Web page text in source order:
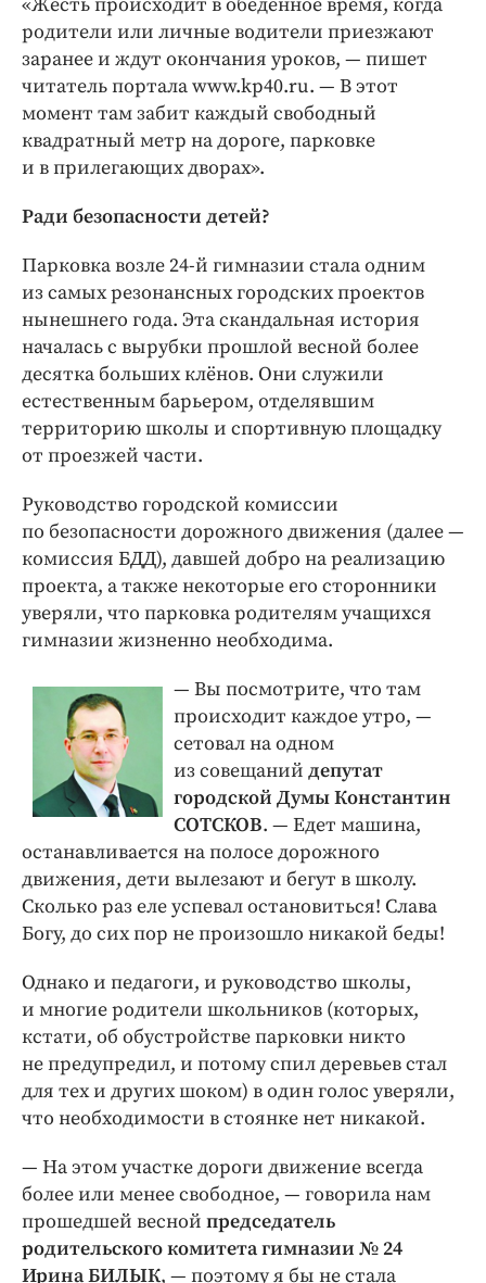
родители или личные водители приезжают
заранее и ждут окончания уроков, — пишет
читатель портала www.kp40.ru. — В этот
момент там забит каждый свободный
квадратный метр на дороге, парковке
и в прилегающих дворах».
Ради безопасности детей?
Парковка возле 24-й гимназии стала одним
из самых резонансных городских проектов
нынешнего года. Эта скандальная история
началась с вырубки прошлой весной более
десятка больших клёнов. Они служили
естественным барьером, отделявшим
территорию школы и спортивную площадку
от проезжей части.
Руководство городской комиссии
по безопасности дорожного движения (далее —
комиссия БДД), давшей добро на реализацию
проекта, а также некоторые его сторонники
уверяли, что парковка родителям учащихся
гимназии жизненно необходима.
— Вы посмотрите, что там
происходит каждое утро, —
сетовал на одном
из совещаний депутат
городской Думы Константин
СОТСКОВ. — Едет машина,
останавливается на полосе дорожного
движения, дети вылезают и бегут в школу.
Сколько раз еле успевал остановиться! Слава
Богу, до сих пор не произошло никакой беды!
Однако и педагоги, и руководство школы,
и многие родители школьников (которых,
кстати, об обустройстве парковки никто
не предупредил, и потому спил деревьев стал
для тех и других шоком) в один голос уверяли,
что необходимости в стоянке нет никакой.
— На этом участке дороги движение всегда
более или менее свободное, — говорила нам
прошедшей весной председатель
родительского комитета гимназии № 24
Ирина БИЛЫК, — поэтому я бы не стала